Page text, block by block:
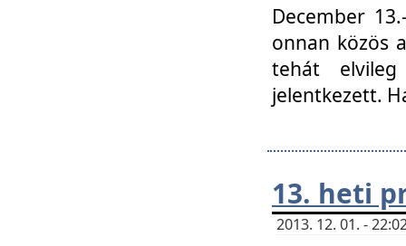
December
onnan közös
tehát
jelentkezett.
13. heti
2013. 12. 01. -